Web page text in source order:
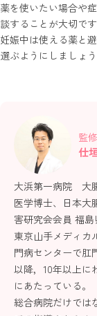
薬を使いたい場合や
談することが大切です
妊娠中は使える薬と
選ぶようにしましょ
監修
仕
大浜第一病院 大
医学博士、日本大
害研究会会員 福島
東京山手メディカ
門病センターで肛
以降，10年以上に
にあたっている。
総合病院だけでは